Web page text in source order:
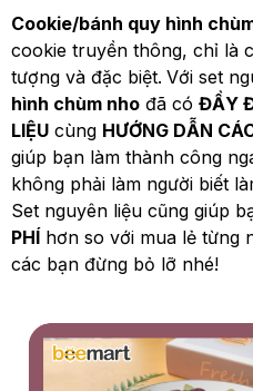
Cookie/bánh quy hình
cookie truyền thông, chỉ là
tượng và đặc biệt. Với set
hình chùm nho đã có ĐẦY
LIỆU cùng HƯỚNG DẪN
giúp bạn làm thành công
không phải làm người biết
Set nguyên liệu cũng giúp
PHÍ hơn so với mua lẻ từng
các bạn đừng bỏ lỡ nhé!